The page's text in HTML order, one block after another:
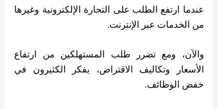
عندما ارتفع الطلب على التجارة الإلكترونية وغيرها
من الخدمات عبر الإنترنت.
والآن، ومع تضرر طلب المستهلكين من ارتفاع
الأسعار وتكاليف الاقتراض، يفكر الكثيرون في
خفض الوظائف.